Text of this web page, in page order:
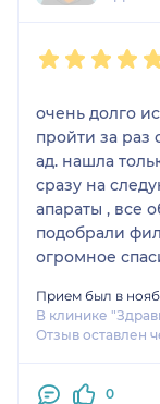
очень долго
пройти за раз
ад. нашла
сразу на
апараты , все
подобрали
огромное
клинику!
Прием был в
В клинике
Отзыв оставлен
0